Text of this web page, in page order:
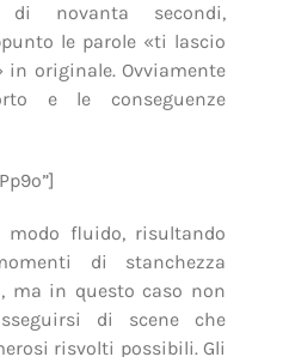
novanta secondi,
le parole «ti lascio
in originale. Ovviamente
e le conseguenze
fluido, risultando
di stanchezza
ma in questo caso non
di scene che
risvolti possibili. Gli